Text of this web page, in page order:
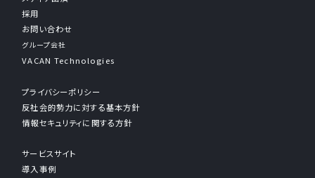
採用
お問い合わせ
グループ会社
VACAN Technologies
プライバシーポリシー
反社会的勢力に対する基本方針
情報セキュリティに関する方針
サービスサイト
導入事例